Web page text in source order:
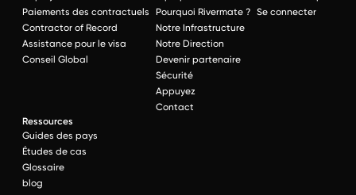
Paiements des contractuels
Contractor of Record
Assistance pour le visa
Conseil Global
Pourquoi Rivermate ?
Notre Infrastructure
Notre Direction
Devenir partenaire
Sécurité
Appuyez
Contact
Se connecter
Ressources
Guides des pays
Études de cas
Glossaire
blog